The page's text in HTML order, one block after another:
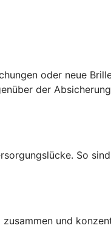
oder neue
der
So
und